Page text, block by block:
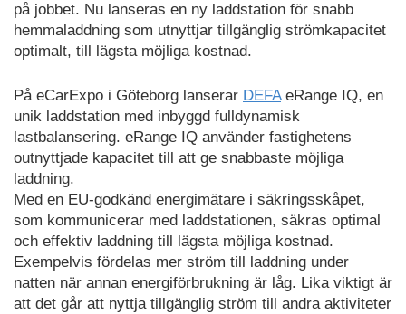
på jobbet. Nu lanseras en ny laddstation för snabb
hemmaladdning som utnyttjar tillgänglig strömkapacitet
optimalt, till lägsta möjliga kostnad.
På eCarExpo i Göteborg lanserar DEFAeRange IQ, en
unik laddstation med inbyggd fulldynamisk
lastbalansering. eRange IQ använder fastighetens
outnyttjade kapacitet till att ge snabbaste möjliga
laddning.
Med en EU-godkänd energimätare i säkringsskåpet,
som kommunicerar med laddstationen, säkras optimal
och effektiv laddning till lägsta möjliga kostnad.
Exempelvis fördelas mer ström till laddning under
natten när annan energiförbrukning är låg. Lika viktigt är
att det går att nyttja tillgänglig ström till andra aktiviteter